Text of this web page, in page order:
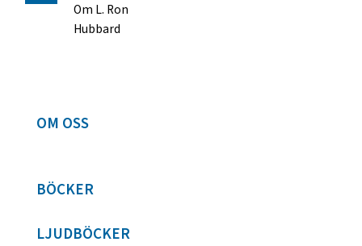
OM OSS
BÖCKER
LJUDBÖCKER
Om L. Ron
Hubbard